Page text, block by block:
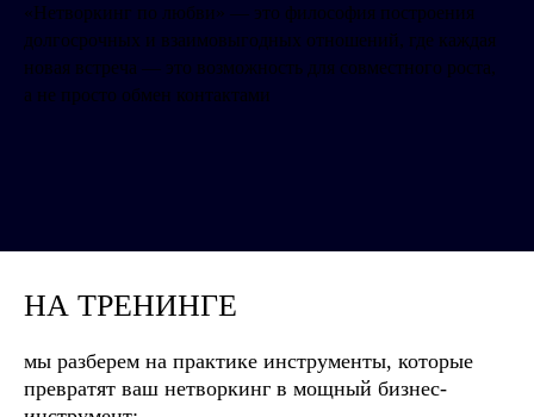
«Нетворкинг по любви» — это философия построения
долгосрочных и взаимовыгодных отношений, где каждая
новая встреча — это возможность для совместного роста,
а не просто обмен контактами
НА ТРЕНИНГЕ
мы разберем на практике инструменты, которые
превратят ваш нетворкинг в мощный бизнес-